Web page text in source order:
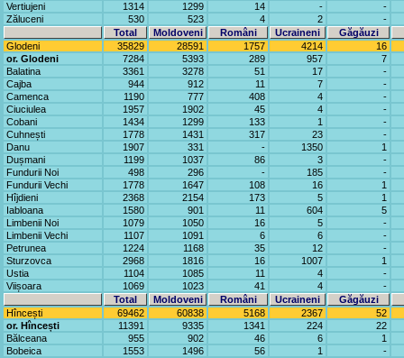
Vertiujeni
1314 1299 14 -
-
Zăluceni
530 523 4 2
-
Total
Moldoveni Români Ucraineni
Găgăuzi
Glodeni
35829 28591 1757 4214
16
or. Glodeni
7284 5393 289 957
7
Balatina
3361 3278 51 17
-
Cajba
944 912 11 7
-
Camenca
1190 777 408 4
-
Ciuciulea
1957 1902 45 4
-
Cobani
1434 1299 133 1
-
Cuhnești
1778 1431 317 23
-
Danu
1907 331 - 1350
1
Dușmani
1199 1037 86 3
-
Fundurii Noi
498 296 - 185
-
Fundurii Vechi
1778 1647 108 16
1
Hîjdieni
2368 2154 173 5
1
Iabloana
1580 901 11 604
5
Limbenii Noi
1079 1050 16 5
-
Limbenii Vechi
1107 1091 6 6
-
Petrunea
1224 1168 35 12
-
Sturzovca
2968 1816 16 1007
1
Ustia
1104 1085 11 4
-
Viișoara
1069 1023 41 4
-
Total
Moldoveni Români Ucraineni
Găgăuzi
Hîncești
69462 60838 5168 2367
52
or. Hîncești
11391 9335 1341 224
22
Bălceana
955 902 46 6
1
Bobeica
1553 1496 56 1
-